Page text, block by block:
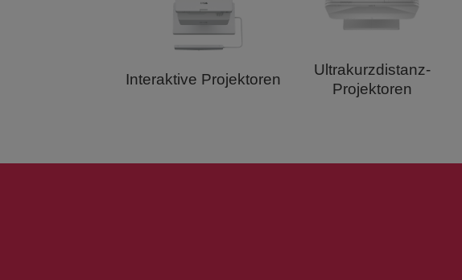
Ultrakurzdistanz-
Projektoren
Interaktive Projektoren